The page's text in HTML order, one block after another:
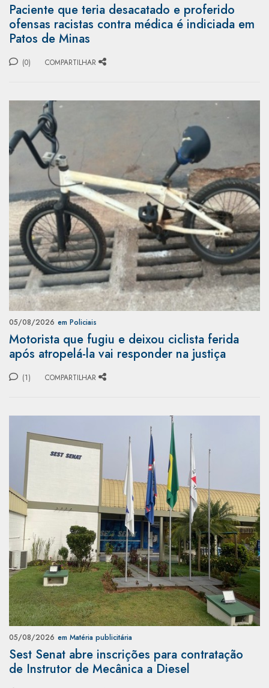
Paciente que teria desacatado e proferido
ofensas racistas contra médica é indiciada em
Patos de Minas
(0) COMPARTILHAR
05/08/2026 em Policiais
Motorista que fugiu e deixou ciclista ferida
após atropelá-la vai responder na justiça
(1) COMPARTILHAR
05/08/2026 em Matéria publicitária
Sest Senat abre inscrições para contratação
de Instrutor de Mecânica a Diesel